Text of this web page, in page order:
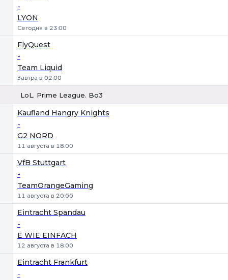
-
LYON
Сегодня в 23:00
FlyQuest
-
Team Liquid
Завтра в 02:00
LoL. Prime League. Bo3
Kaufland Hangry Knights
-
G2 NORD
11 августа в 18:00
VfB Stuttgart
-
TeamOrangeGaming
11 августа в 20:00
Eintracht Spandau
-
E WIE EINFACH
12 августа в 18:00
Eintracht Frankfurt
-